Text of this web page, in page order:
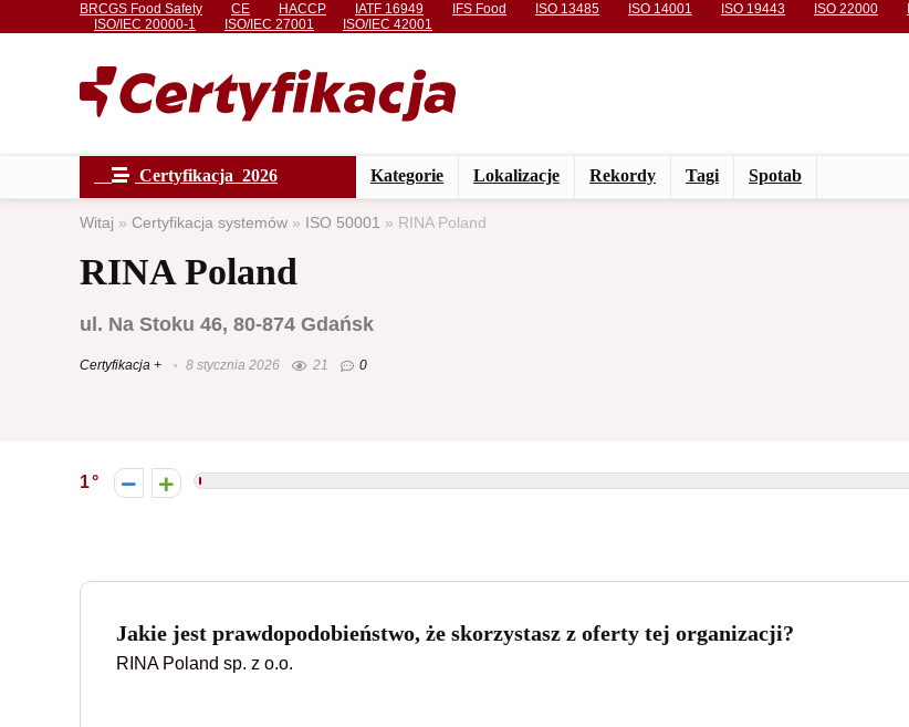
BRCGS Food Safety CE HACCP IATF 16949 IFS Food ISO 13485 ISO 14001 ISO 19443 ISO 22000
ISO/IEC 20000-1
ISO/IEC 27001 ISO/IEC 42001
Certyfikacja 2026 Kategorie Lokalizacje Rekordy Tagi Spotab
Witaj » Certyfikacja systemów » ISO 50001 » RINA Poland
RINA Poland
ul. Na Stoku 46, 80-874 Gdańsk
Certyfikacja + 8 stycznia 2026 21 0
1
Jakie jest prawdopodobieństwo, że skorzystasz z oferty tej organizacji?
RINA Poland sp. z o.o.